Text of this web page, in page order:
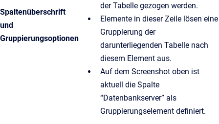
Spaltenüberschrift
und
Gruppierungsoptionen
der Tabelle gezogen werden.
Elemente in dieser Zeile lösen eine
Gruppierung der
darunterliegenden Tabelle nach
diesem Element aus.
Auf dem Screenshot oben ist
aktuell die Spalte
“Datenbankserver” als
Gruppierungselement definiert.